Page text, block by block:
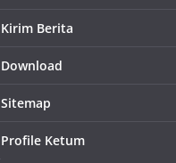
Kirim Berita
Download
Sitemap
Profile Ketum